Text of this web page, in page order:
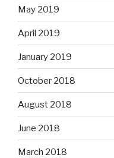
May 2019
April 2019
January 2019
October 2018
August 2018
June 2018
March 2018